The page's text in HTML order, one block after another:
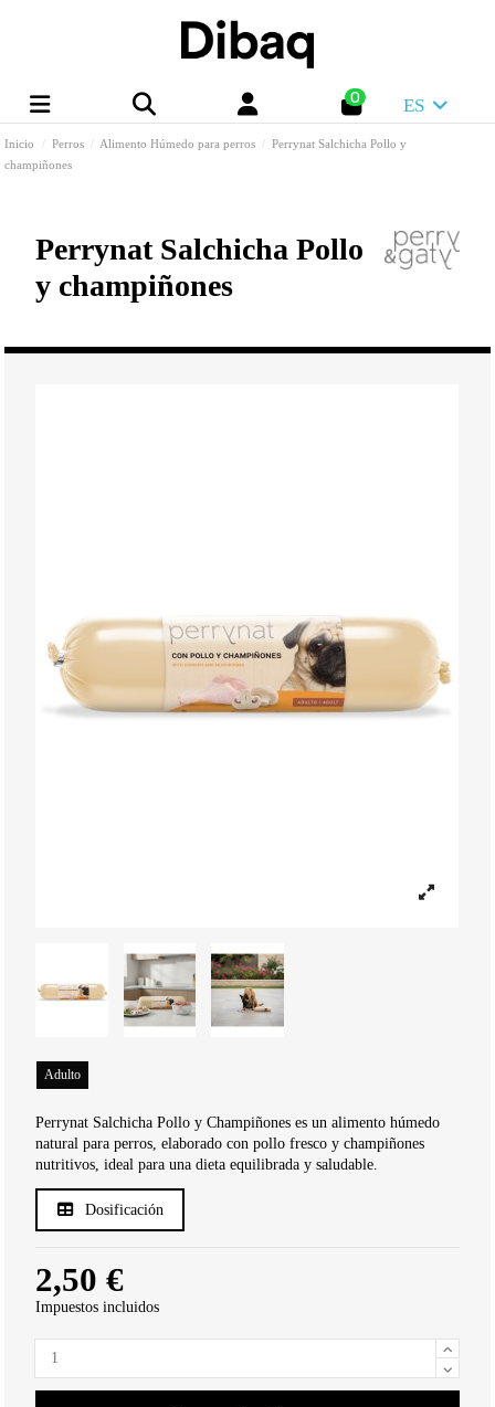
0 ES
Inicio Perros Alimento Húmedo para perros
Perrynat Salchicha Pollo y
champiñones
Perrynat Salchicha Pollo
y champiñones
Adulto
Perrynat Salchicha Pollo y Champiñones es un alimento húmedo
natural para perros, elaborado con pollo fresco y champiñones
nutritivos, ideal para una dieta equilibrada y saludable.
Dosificación
2,50 €
Impuestos incluidos